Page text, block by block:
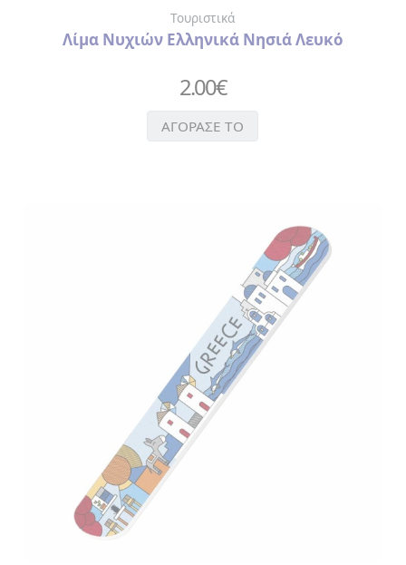
ΤΑΜΠΕΛΕΣ
Τουριστικά
Λίμα Νυχιών Ελληνικά Νησιά Λευκό
2.00€
ΑΓΟΡΑΣΕ ΤΟ